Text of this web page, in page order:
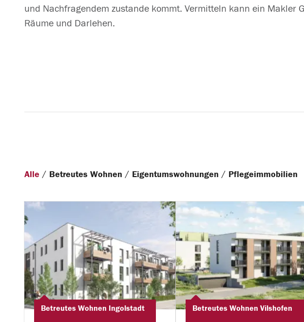
und Nachfragendem zustande kommt. Vermitteln kann ein Makler
Räume und Darlehen.
Alle / Betreutes Wohnen / Eigentumswohnungen / Pflegeimmobilien
Betreutes Wohnen Ingolstadt Betreutes Wohnen Vilshofen